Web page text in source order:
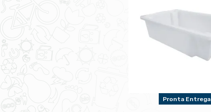
Pronta Entrega